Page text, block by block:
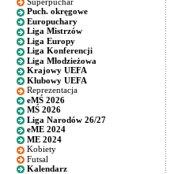
Puch. okręgowe
Europuchary
Liga Mistrzów
Liga Europy
Liga Konferencji
Liga Młodzieżowa
Krajowy UEFA
Klubowy UEFA
Reprezentacja
eMŚ 2026
MŚ 2026
Liga Narodów 26/27
eME 2024
ME 2024
Kobiety
Futsal
Kalendarz